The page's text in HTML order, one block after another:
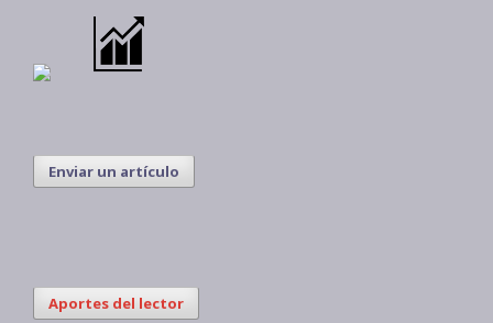
Enviar un artículo
Aportes del lector